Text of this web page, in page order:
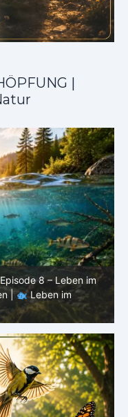
|
Episode 8 – Leben im
|
Leben im